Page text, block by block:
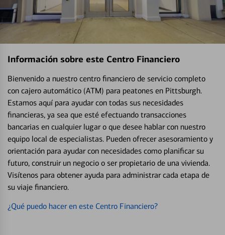
Información sobre este Centro Financiero
Bienvenido a nuestro centro financiero de servicio completo
con cajero automático (ATM) para peatones en Pittsburgh.
Estamos aquí para ayudar con todas sus necesidades
financieras, ya sea que esté efectuando transacciones
bancarias en cualquier lugar o que desee hablar con nuestro
equipo local de especialistas. Pueden ofrecer asesoramiento y
orientación para ayudar con necesidades como planificar su
futuro, construir un negocio o ser propietario de una vivienda.
Visítenos para obtener ayuda para administrar cada etapa de
su viaje financiero.
¿Qué puedo hacer en este Centro Financiero?